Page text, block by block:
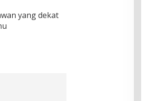
yang dekat